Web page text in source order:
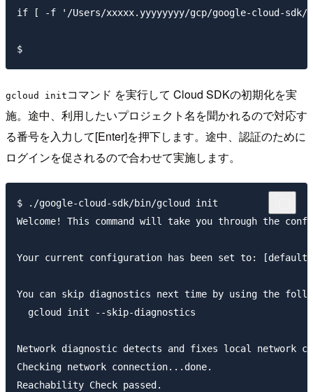
if [ -f '/Users/xxxxx.yyyyyyyy/gcp/google-cloud-
gcloud init コマンド を実行して Cloud SDKの初期化を実
施。途中、利用したいプロジェクト名を聞かれるので対応す
る番号を入力して[Enter]を押下します。途中、認証のために
ログインを促されるので合わせて実施します。
$ ./google-cloud-sdk/bin/gcloud init
Welcome! This command will take you through the
Your current configuration has been set to: [default]
You can skip diagnostics next time by using the
  gcloud init --skip-diagnostics
Network diagnostic detects and fixes local network
Checking
Reachability Check passed.